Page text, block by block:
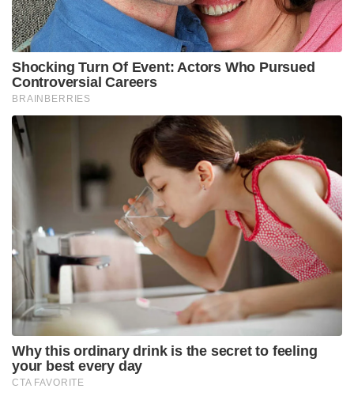
Shocking Turn Of Event: Actors Who Pursued
Controversial Careers
BRAINBERRIES
Why this ordinary drink is the secret to feeling
your best every day
CTA FAVORITE